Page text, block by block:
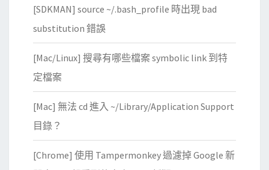
[SDKMAN] source ~/.bash_profile 時出現 bad
substitution 錯誤
[Mac/Linux] 搜尋有哪些檔案 symbolic link 到特
定檔案
[Mac] 無法 cd 進入 ~/Library/Application Support
目錄？
[Chrome] 使用 Tampermonkey 過濾掉 Google 新